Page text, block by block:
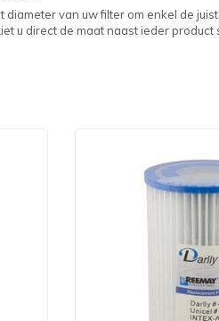
van uw filter om enkel de
u direct de maat naast ieder product